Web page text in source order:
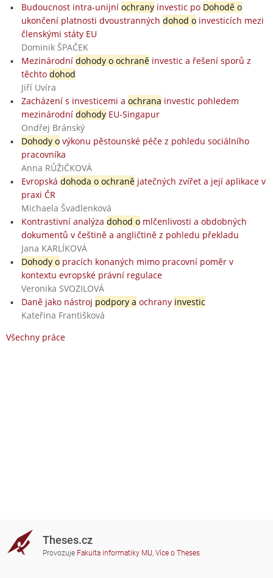
Budoucnost intra-unijní ochranyinvestic po Dohodě o
ukončení platnosti dvoustranných dohod oinvesticích mezi
členskými státy EU
Dominik ŠPAČEK
Mezinárodní dohody o ochraněinvestic a řešení sporů z
těchto dohod
Jiří Uvíra
Zacházení s investicemi a ochrana investic pohledem
mezinárodní dohodyEU-Singapur
Ondřej Bránský
Dohody ovýkonu pěstounské péče z pohledu sociálního
pracovníka
Anna RŮŽIČKOVÁ
Evropská dohoda o ochranějatečných zvířet a její aplikace v
praxi ČR
Michaela Švadlenková
Kontrastivní analýza dohod omlčenlivosti a obdobných
dokumentů v češtině a angličtině z pohledu překladu
Jana KARLÍKOVÁ
Dohody opracích konaných mimo pracovní poměr v
kontextu evropské právní regulace
Veronika SVOZILOVÁ
Daně jako nástroj podpory a ochrany investic
Kateřina Františková
Všechny práce
Theses.cz
Provozuje Fakulta informatiky MU, Více o Theses